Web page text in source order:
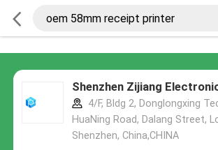
Shenzhen Zijiang
4/F, Bldg 2, Donglongxing
HuaNing Road, Dalang Street,
Shenzhen, China,CHINA